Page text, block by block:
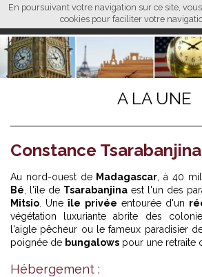
En poursuivant votre navigation sur ce site,
cookies pour faciliter votre
FR
L M
A LA UNE
Constance
Au nord-ouest de Madagascar , à 40
Bé , l'île de Tsarabanjina est l'un des
Mitsio . Uneîle privée entourée d'un
végétation luxuriante abrite des
l'aigle pêcheur ou le fameux paradisier
poignée de bungalows pour une retraite
Hébergement :